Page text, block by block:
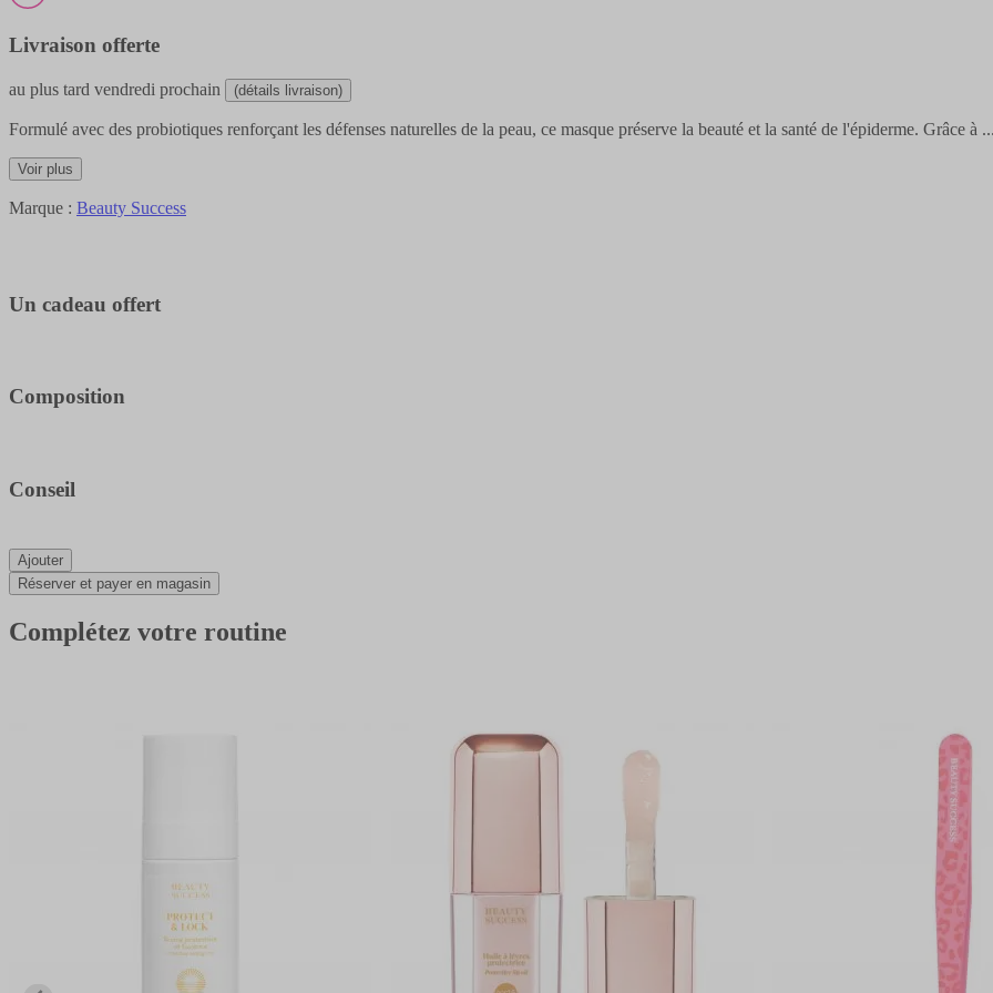
Livraison offerte
au plus tard vendredi prochain (détails livraison)
Formulé avec des probiotiques renforçant les défenses naturelles de la peau, ce masque préserve la beauté et la santé de l'épiderme. Grâce à
Voir plus
Marque : Beauty Success
Un cadeau offert
Composition
Conseil
Ajouter
Réserver et payer en magasin
Complétez votre routine